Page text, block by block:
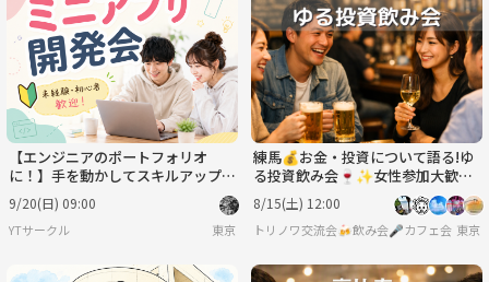
【エンジニアのポートフォリオ
に！】手を動かしてスキルアップ
💪ミニアプリ開発会💻※IT目指す
方も歓迎🔰【女性主催】
9/20(日) 09:00
YTサークル 東京
練馬💰お金・投資について語る!ゆ
る投資飲み会🍷✨女性参加大歓迎
🙆‍♀️お気軽1人参加OK
8/15(土) 12:00
トリノワ交流会🍻飲み会🎤カフェ会☕️カラ
東京